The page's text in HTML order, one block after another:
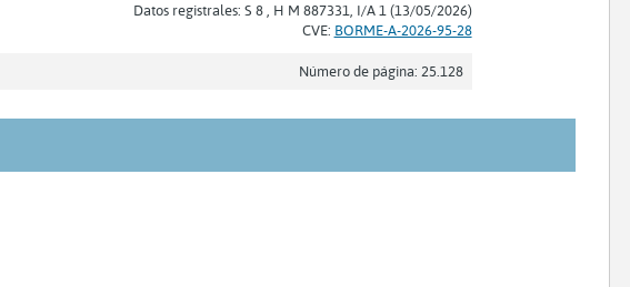
Datos registrales: S 8 , H M 887331, I/A 1 (13/05/2026)
CVE: BORME-A-2026-95-28
Número de página: 25.128